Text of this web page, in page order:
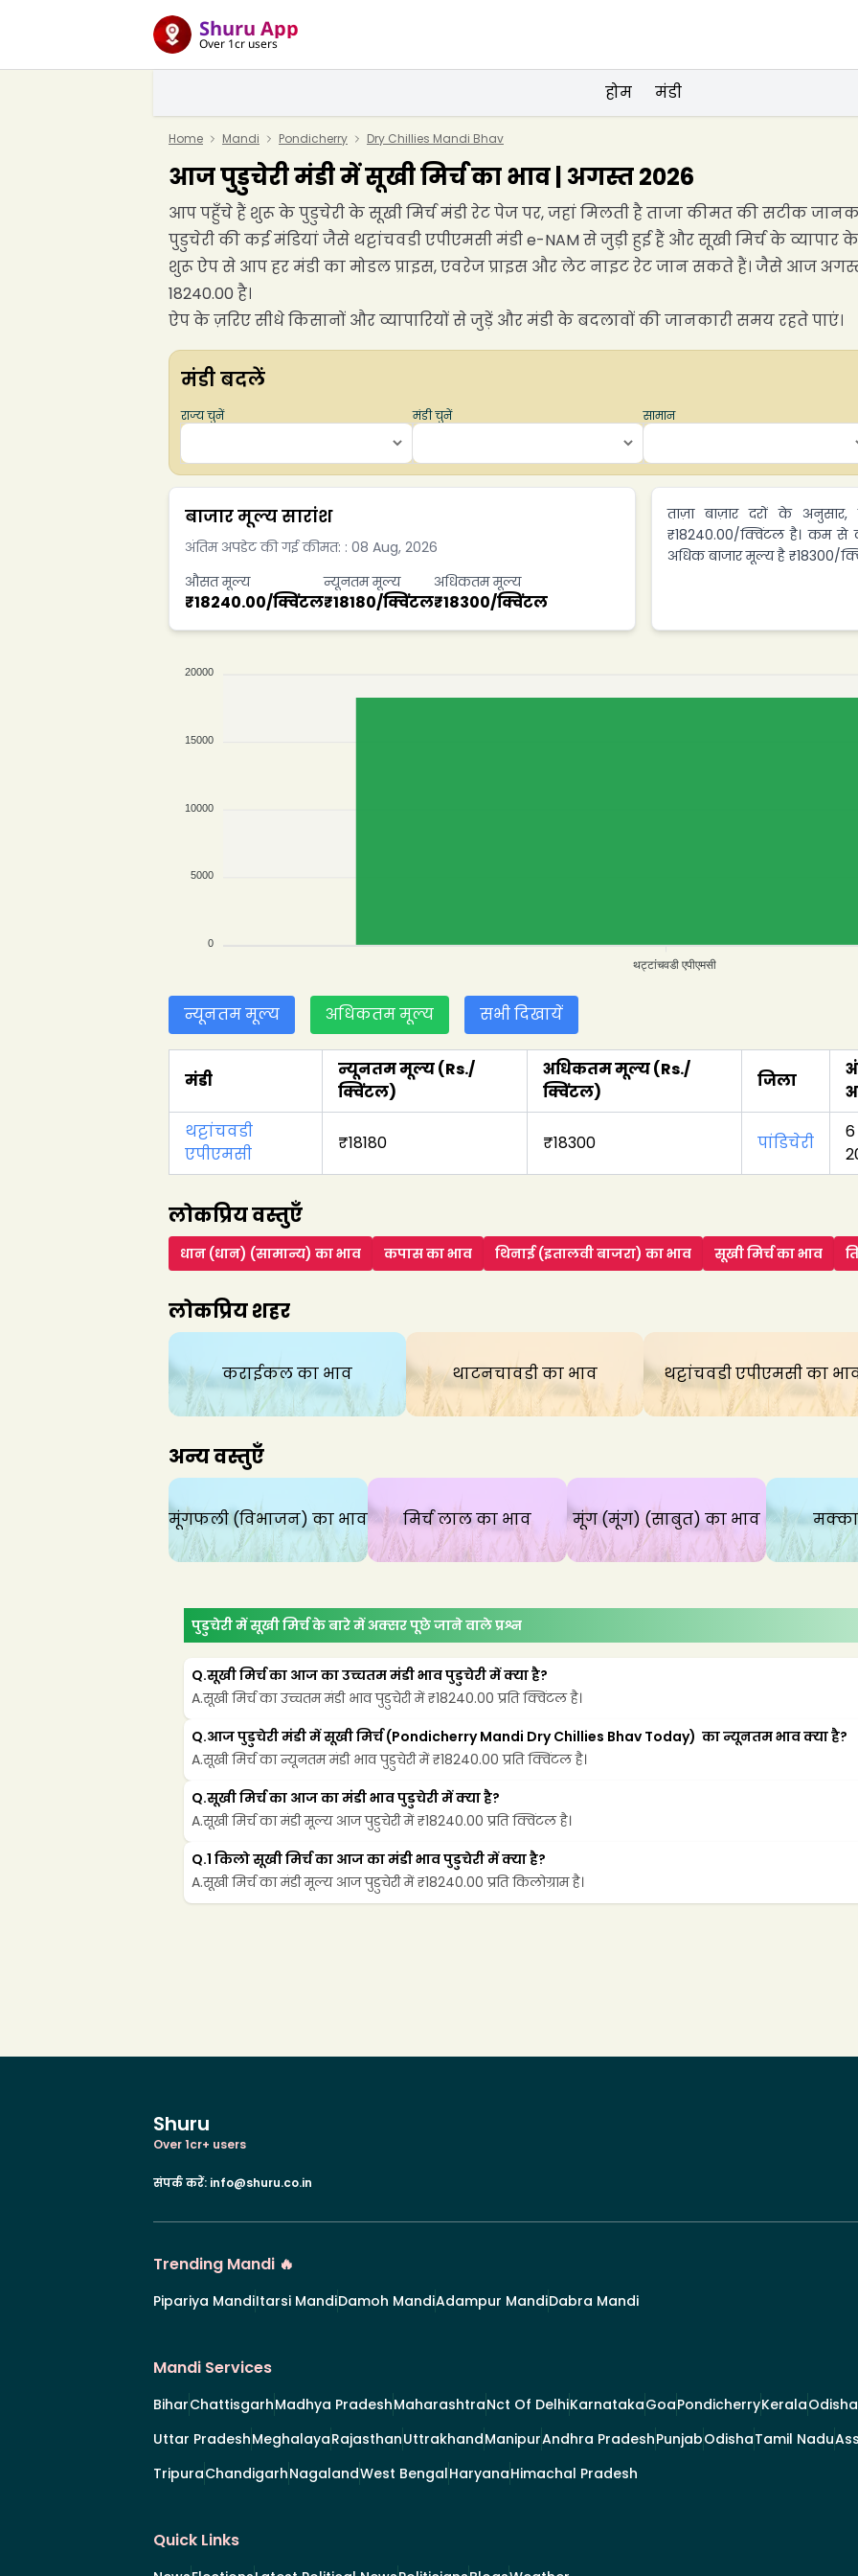
Shuru App
Over 1cr users
होम मंडी
Home Mandi Pondicherry Dry Chillies Mandi Bhav
आज पुडुचेरी मंडी में सूखी मिर्च का भाव | अगस्त 2026
आप पहुँचे हैं शुरू के पुडुचेरी के सूखी मिर्च मंडी रेट पेज पर, जहां मिलती है ताजा कीमत की सटीक
पुडुचेरी की कई मंडियां जैसे थट्टांचवडी एपीएमसी मंडी e-NAM से जुड़ी हुई हैं और सूखी मिर्च के व्यापार के
शुरू ऐप से आप हर मंडी का मोडल प्राइस, एवरेज प्राइस और लेट नाइट रेट जान सकते हैं। जैसे आज
18240.00 है।
ऐप के ज़रिए सीधे किसानों और व्यापारियों से जुड़ें और मंडी के बदलावों की जानकारी समय रहते पाएं।
मंडी बदलें
राज्य चुनें मंडी चुनें सामान
बाजार मूल्य सारांश
अंतिम अपडेट की गई कीमत: : 08 Aug, 2026
औसत मूल्य
₹18240.00/क्विंटल
न्यूनतम मूल्य
₹18180/क्विंटल
अधिकतम मूल्य
₹18300/क्विंटल
ताज़ा बाज़ार दरों के
₹18240.00/क्विंटल है। कम से
अधिक बाजार मूल्य है ₹18300/
20000
15000
10000
5000
0
थट्टांचवडी एपीएमसी
न्यूनतम मूल्य अधिकतम मूल्य सभी दिखायें
मंडी
न्यूनतम मूल्य(Rs./
क्विंटल)
अधिकतम मूल्य(Rs./
क्विंटल)
जिला
थट्टांचवडी
एपीएमसी
₹18180 ₹18300 पांडिचेरी
लोकप्रिय वस्तुएँ
धान (धान) (सामान्य) का भाव कपासका भाव थिनाई (इतालवी बाजरा) का भाव सूखी मिर्चका भाव
लोकप्रिय शहर
कराईकलका भाव थाटनचावडीका भाव थट्टांचवडी एपीएमसीका
अन्य वस्तुएँ
मूंगफली (विभाजन) का भाव मिर्च लालका भाव मूंग (मूंग) (साबुत)का भाव मक्का
पुडुचेरी में सूखी मिर्च के बारे में अक्सर पूछे जाने वाले प्रश्न
Q.सूखी मिर्च का आज का उच्चतम मंडी भाव पुडुचेरी में क्या है?
A.सूखी मिर्च का उच्चतम मंडी भाव पुडुचेरी में ₹18240.00 प्रति क्विंटल है।
Q.आज पुडुचेरी मंडी में सूखी मिर्च (Pondicherry Mandi Dry Chillies Bhav Today)  का न्यूनतम भाव क्या है?
A.सूखी मिर्च का न्यूनतम मंडी भाव पुडुचेरी में ₹18240.00 प्रति क्विंटल है।
Q.सूखी मिर्च का आज का मंडी भाव पुडुचेरी में क्या है?
A.सूखी मिर्च का मंडी मूल्य आज पुडुचेरी में ₹18240.00 प्रति क्विंटल है।
Q.1 किलो सूखी मिर्च का आज का मंडी भाव पुडुचेरी में क्या है?
A.सूखी मिर्च का मंडी मूल्य आज पुडुचेरी में ₹18240.00 प्रति किलोग्राम है।
Shuru
Over 1cr+ users
संपर्क करें: info@shuru.co.in
Trending Mandi 🔥
Pipariya MandiItarsi MandiDamoh MandiAdampur MandiDabra Mandi
Mandi Services
BiharChattisgarhMadhya PradeshMaharashtraNct Of DelhiKarnatakaGoaPondicherryKeralaOdisha
Uttar PradeshMeghalayaRajasthanUttrakhandManipurAndhra PradeshPunjabOdishaTamil Nadu
TripuraChandigarhNagalandWest BengalHaryanaHimachal Pradesh
Quick Links